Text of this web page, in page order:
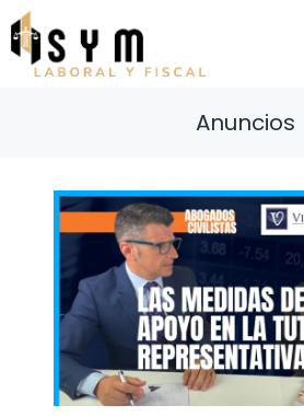
Saltar
al
contenido
Anuncios